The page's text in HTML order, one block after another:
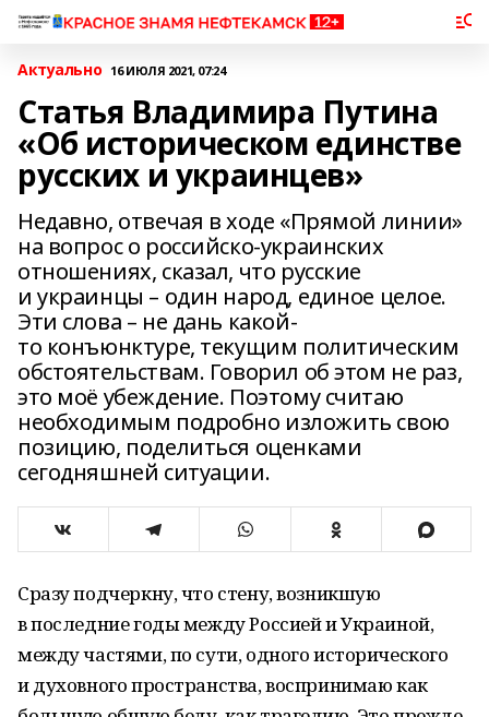
Актуально 16 ИЮЛЯ 2021, 07:24
Статья Владимира Путина
«Об историческом единстве
русских и украинцев»
Недавно, отвечая в ходе «Прямой линии»
на вопрос о российско-украинских
отношениях, сказал, что русские
и украинцы – один народ, единое целое.
Эти слова – не дань какой-
то конъюнктуре, текущим политическим
обстоятельствам. Говорил об этом не раз,
это моё убеждение. Поэтому считаю
необходимым подробно изложить свою
позицию, поделиться оценками
сегодняшней ситуации.
Сразу подчеркну, что стену, возникшую
в последние годы между Россией и Украиной,
между частями, по сути, одного исторического
и духовного пространства, воспринимаю как